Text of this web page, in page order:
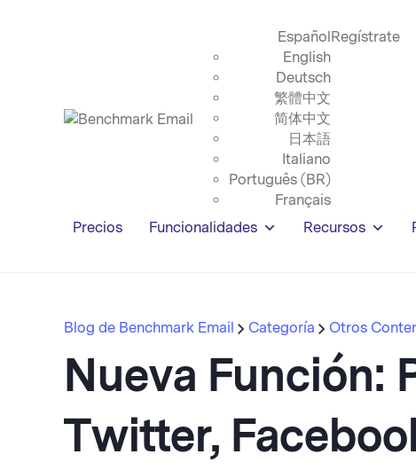
Español
English
Deutsch
繁體中文
简体中文
日本語
Italiano
Português (BR)
Français
Regístrate
Precios Funcionalidades Recursos
Blog de Benchmark Email Categoría Otros
Nueva Función:
Twitter,